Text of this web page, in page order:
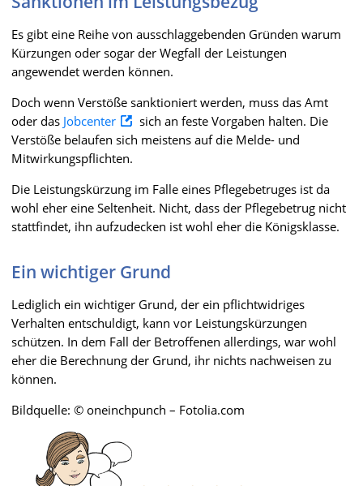
Es gibt eine Reihe von ausschlaggebenden Gründen warum
Kürzungen oder sogar der Wegfall der Leistungen
angewendet werden können.
Doch wenn Verstöße sanktioniert werden, muss das Amt
oder das Jobcenter
sich an feste Vorgaben halten. Die
Verstöße belaufen sich meistens auf die Melde- und
Mitwirkungspflichten.
Die Leistungskürzung im Falle eines Pflegebetruges ist da
wohl eher eine Seltenheit. Nicht, dass der Pflegebetrug nicht
stattfindet, ihn aufzudecken ist wohl eher die Königsklasse.
Ein wichtiger Grund
Lediglich ein wichtiger Grund, der ein pflichtwidriges
Verhalten entschuldigt, kann vor Leistungskürzungen
schützen. In dem Fall der Betroffenen allerdings, war wohl
eher die Berechnung der Grund, ihr nichts nachweisen zu
können.
Bildquelle: © oneinchpunch – Fotolia.com